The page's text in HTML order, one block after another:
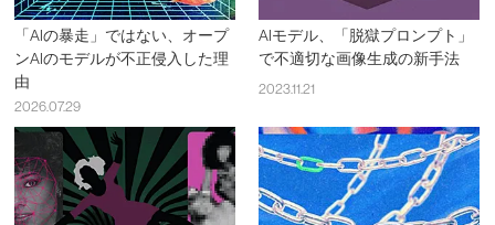
「AIの暴走」ではない、オープ
ンAIのモデルが不正侵入した理
由
2026.07.29
AIモデル、「脱獄プロンプト」
で不適切な画像生成の新手法
2023.11.21